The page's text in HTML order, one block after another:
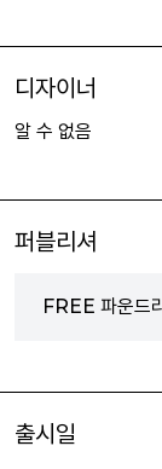
디자이너
알 수 없음
퍼블리셔
FREE 파운드리
출시일